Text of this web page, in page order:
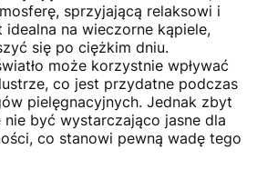
sprzyjającą relaksowi i
na wieczorne kąpiele,
się po ciężkim dniu.
może korzystnie wpływać
co jest przydatne podczas
pielęgnacyjnych. Jednak zbyt
nie być wystarczająco jasne dla
co stanowi pewną wadę tego